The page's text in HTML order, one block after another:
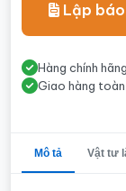
Lập
Hàng chính
Giao hàng
Mô tả Vật tư